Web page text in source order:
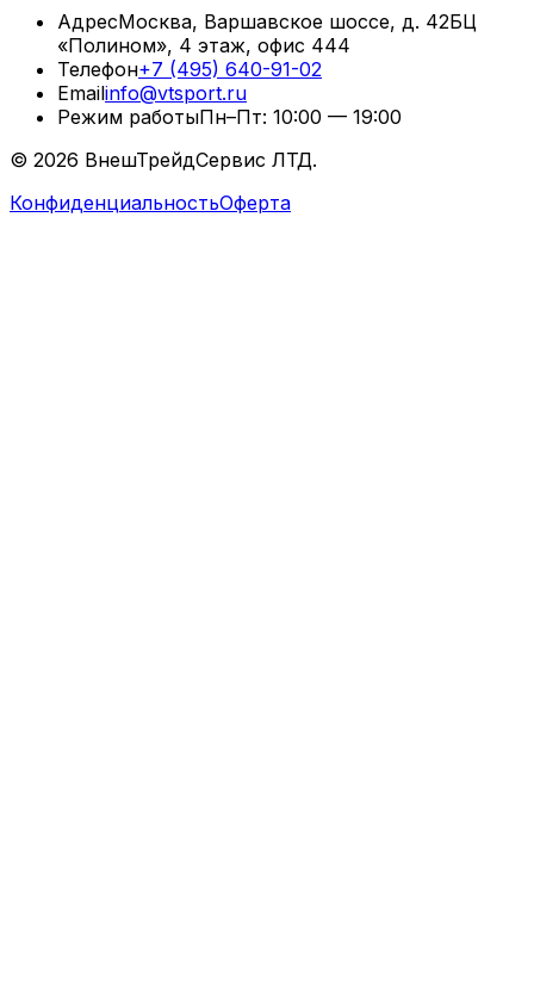
АдресМосква, Варшавское шоссе, д. 42БЦ
«Полином», 4 этаж, офис 444
Телефон+7 (495) 640-91-02
Emailinfo@vtsport.ru
Режим работыПн–Пт: 10:00 — 19:00
© 2026 ВнешТрейдСервис ЛТД.
КонфиденциальностьОферта